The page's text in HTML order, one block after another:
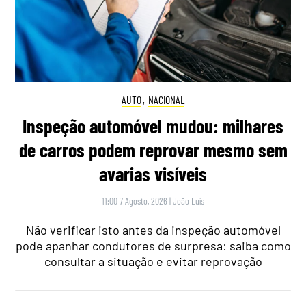
AUTO, NACIONAL
Inspeção automóvel mudou: milhares
de carros podem reprovar mesmo sem
avarias visíveis
11:00 7 Agosto, 2026 |João Luís
Não verificar isto antes da inspeção automóvel
pode apanhar condutores de surpresa: saiba como
consultar a situação e evitar reprovação